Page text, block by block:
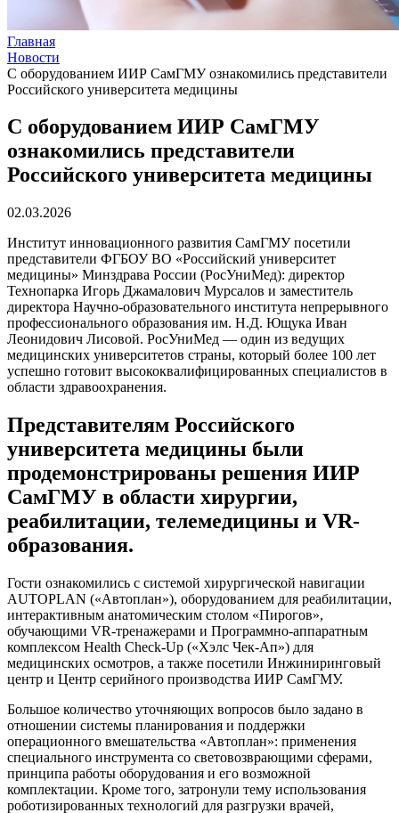
Главная
Новости
С оборудованием ИИР СамГМУ ознакомились представители
Российского университета медицины
С оборудованием ИИР СамГМУ
ознакомились представители
Российского университета медицины
02.03.2026
Институт инновационного развития СамГМУ посетили
представители ФГБОУ ВО «Российский университет
медицины» Минздрава России (РосУниМед): директор
Технопарка Игорь Джамалович Мурсалов и заместитель
директора Научно-образовательного института непрерывного
профессионального образования им. Н.Д. Ющука Иван
Леонидович Лисовой. РосУниМед — один из ведущих
медицинских университетов страны, который более 100 лет
успешно готовит высококвалифицированных специалистов в
области здравоохранения.
Представителям Российского
университета медицины были
продемонстрированы решения ИИР
СамГМУ в области хирургии,
реабилитации, телемедицины и VR-
образования.
Гости ознакомились с системой хирургической навигации
AUTOPLAN («Автоплан»), оборудованием для реабилитации,
интерактивным анатомическим столом «Пирогов»,
обучающими VR-тренажерами и Программно-аппаратным
комплексом Health Check-Up («Хэлс Чек-Ап») для
медицинских осмотров, а также посетили Инжиниринговый
центр и Центр серийного производства ИИР СамГМУ.
Большое количество уточняющих вопросов было задано в
отношении системы планирования и поддержки
операционного вмешательства «Автоплан»: применения
специального инструмента со световозврающими сферами,
принципа работы оборудования и его возможной
комплектации. Кроме того, затронули тему использования
роботизированных технологий для разгрузки врачей,